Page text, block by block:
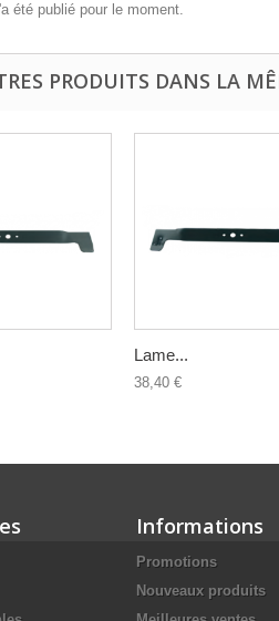
été publié pour le moment.
PRODUITS DANS LA
Lame...
38,40 €
Informations
Promotions
Nouveaux produits